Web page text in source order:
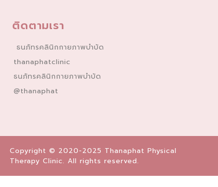
ติดตามเรา
ธนภัทรคลินิกกายภาพบำบัด
thanaphatclinic
ธนภัทรคลินิกกายภาพบำบัด
@thanaphat
Copyright © 2020-2025 Thanaphat Physical
Therapy Clinic. All rights reserved.